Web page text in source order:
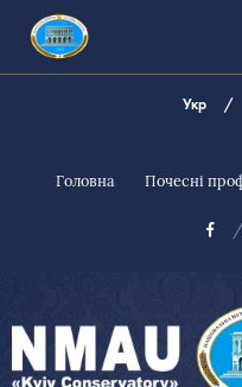
Укр
Головна Почесні